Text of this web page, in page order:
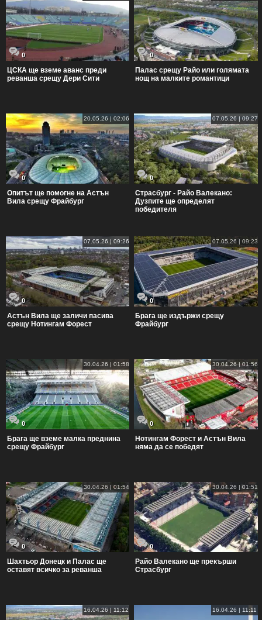
0
ЦСКА ще вземе аванс преди
реванша срещу Дери Сити
0
Палас срещу Райо или голямата
нощ на малките романтици
20.05.26 | 02:06
0
Опитът ще помогне на Астън
Вила срещу Фрайбург
07.05.26 | 09:27
0
Страсбург - Райо Валекано:
Дузпите ще определят
победителя
07.05.26 | 09:26
0
Астън Вила ще заличи пасива
срещу Нотингам Форест
07.05.26 | 09:23
0
Брага ще издържи срещу
Фрайбург
30.04.26 | 01:58
0
Брага ще вземе малка преднина
срещу Фрайбург
30.04.26 | 01:56
0
Нотингам Форест и Астън Вила
няма да се победят
30.04.26 | 01:54
0
Шахтьор Донецк и Палас ще
оставят всичко за реванша
30.04.26 | 01:51
0
Райо Валекано ще прекърши
Страсбург
16.04.26 | 11:12 16.04.26 | 11:11